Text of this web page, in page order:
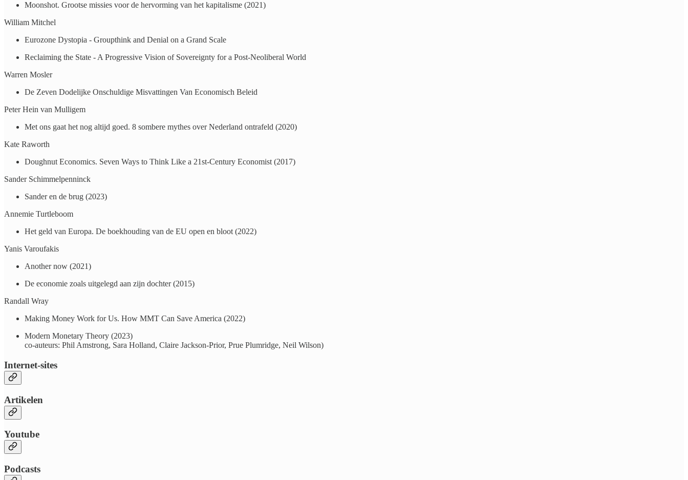
Moonshot. Grootse missies voor de hervorming van het kapitalisme (2021)
William Mitchel
Eurozone Dystopia - Groupthink and Denial on a Grand Scale
Reclaiming the State - A Progressive Vision of Sovereignty for a Post-Neoliberal World
Warren Mosler
De Zeven Dodelijke Onschuldige Misvattingen Van Economisch Beleid
Peter Hein van Mulligem
Met ons gaat het nog altijd goed. 8 sombere mythes over Nederland ontrafeld (2020)
Kate Raworth
Doughnut Economics. Seven Ways to Think Like a 21st-Century Economist (2017)
Sander Schimmelpenninck
Sander en de brug (2023)
Annemie Turtleboom
Het geld van Europa. De boekhouding van de EU open en bloot (2022)
Yanis Varoufakis
Another now (2021)
De economie zoals uitgelegd aan zijn dochter (2015)
Randall Wray
Making Money Work for Us. How MMT Can Save America (2022)
Modern Monetary Theory (2023)
co-auteurs: Phil Amstrong, Sara Holland, Claire Jackson-Prior, Prue Plumridge, Neil Wilson)
Internet-sites
Artikelen
Youtube
Podcasts